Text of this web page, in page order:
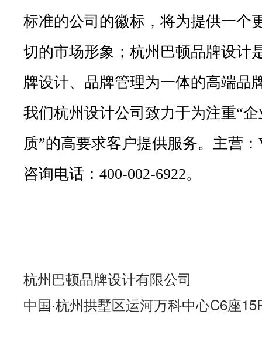
标准的公司的徽标，将为提供一个
切的市场形象；杭州巴顿品牌设计
牌设计、品牌管理为一体的高端品
我们杭州设计公司致力于为注重“
质”的高要求客户提供服务。主营
咨询电话：400-002-6922。
杭州巴顿品牌设计有限公司
中国·杭州拱墅区运河万科中心C6座